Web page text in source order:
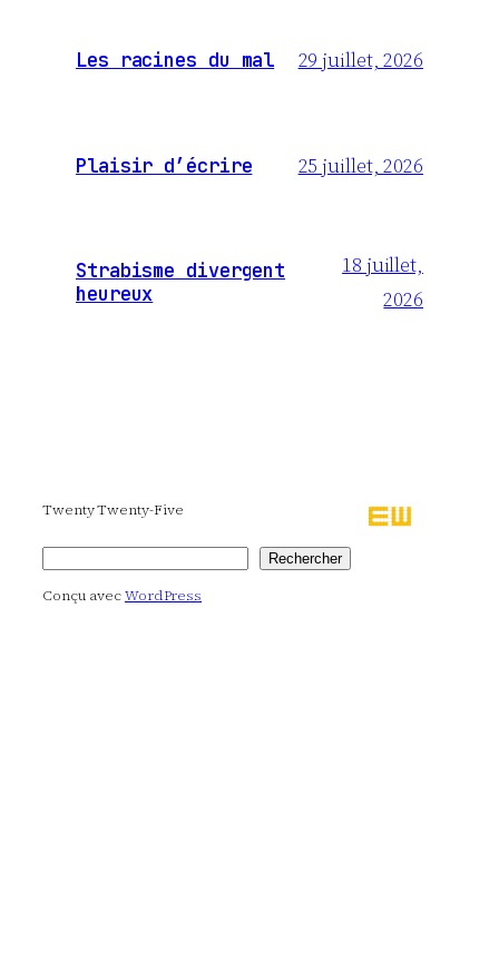
Les racines du mal 29 juillet, 2026
Plaisir d’écrire 25 juillet, 2026
Strabisme divergent
heureux
18 juillet,
2026
Twenty Twenty-Five
Rechercher
Conçu avecWordPress